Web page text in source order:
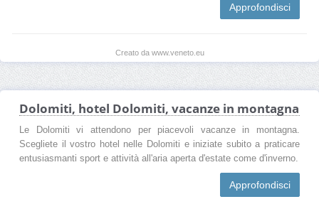
Approfondisci
Creato da www.veneto.eu
Dolomiti, hotel Dolomiti, vacanze in montagna
Le Dolomiti vi attendono per piacevoli vacanze in montagna.
Scegliete il vostro hotel nelle Dolomiti e iniziate subito a praticare
entusiasmanti sport e attività all'aria aperta d'estate come d'inverno.
Approfondisci